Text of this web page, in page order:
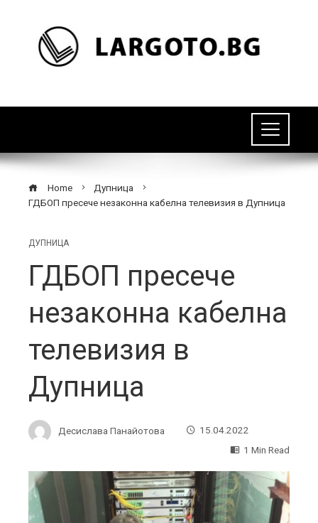
Home
Дупница
ГДБОП пресече незаконна кабелна телевизия в Дупница
ДУПНИЦА
ГДБОП пресече
незаконна кабелна
телевизия в
Дупница
Десислава Панайотова
15.04.2022
1 Min Read